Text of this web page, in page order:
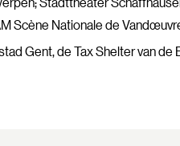
Scène Nationale de
Gent, de Tax Shelter van